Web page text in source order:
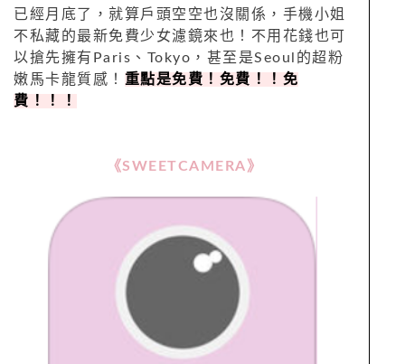
已經月底了，就算戶頭空空也沒關係，手機小姐
不私藏的最新免費少女濾鏡來也！不用花錢也可
以搶先擁有Paris、Tokyo，甚至是Seoul的超粉
嫩馬卡龍質感！ 重點是免費！免費！！免
費！！！
《SWEETCAMERA》